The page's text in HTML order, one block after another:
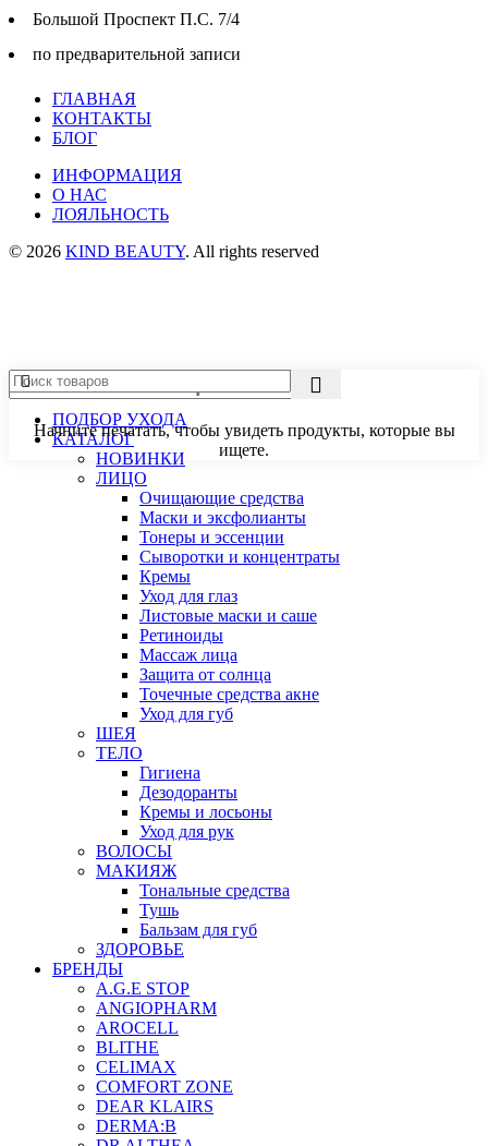
Большой Проспект П.С. 7/4
по предварительной записи
ГЛАВНАЯ
КОНТАКТЫ
БЛОГ
ИНФОРМАЦИЯ
О НАС
ЛОЯЛЬНОСТЬ
© 2026 KIND BEAUTY. All rights reserved
Начните печатать, чтобы увидеть продукты, которые вы
ищете.
ПОДБОР УХОДА
КАТАЛОГ
НОВИНКИ
ЛИЦО
Очищающие средства
Маски и эксфолианты
Тонеры и эссенции
Сыворотки и концентраты
Кремы
Уход для глаз
Листовые маски и саше
Ретиноиды
Массаж лица
Защита от солнца
Точечные средства акне
Уход для губ
ШЕЯ
ТЕЛО
Гигиена
Дезодоранты
Кремы и лосьоны
Уход для рук
ВОЛОСЫ
МАКИЯЖ
Тональные средства
Тушь
Бальзам для губ
ЗДОРОВЬЕ
БРЕНДЫ
A.G.E STOP
ANGIOPHARM
AROCELL
BLITHE
CELIMAX
COMFORT ZONE
DEAR KLAIRS
DERMA:B